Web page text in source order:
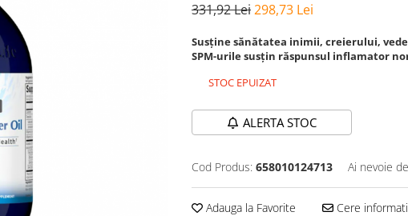
331,92 Lei298,73 Lei
Susține sănătatea inimii, creierului,
SPM-urile susțin răspunsul inflamator
STOC EPUIZAT
ALERTA STOC
Cod Produs: 658010124713 Ai nevoie
Adauga la Favorite Cere